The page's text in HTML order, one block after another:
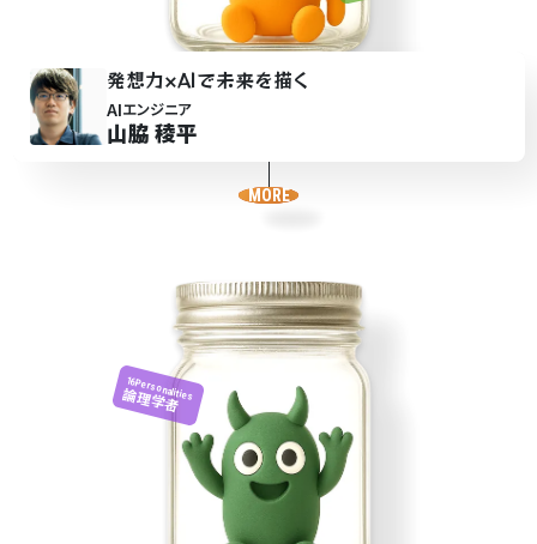
発想力×AIで未来を描く
AIエンジニア
山脇 稜平
MORE
16Personalities
論理学者